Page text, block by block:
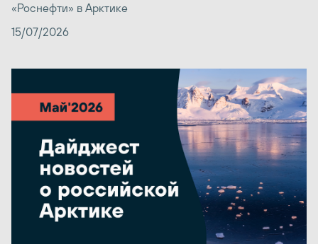
«Роснефти» в Арктике
15/07/2026